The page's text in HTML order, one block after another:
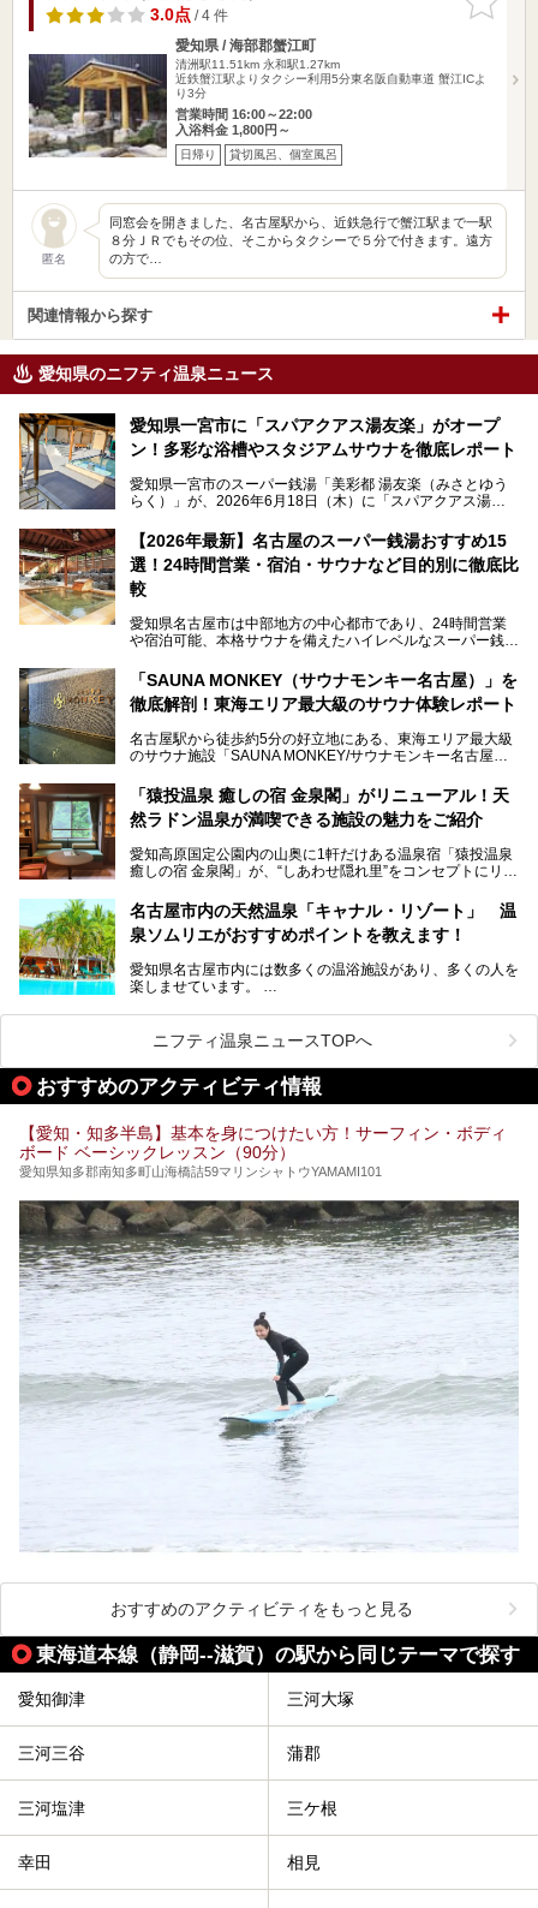
りに追加
3.0点/ 4 件
愛知県 / 海部郡蟹江町
清洲駅11.51km 永和駅1.27km
近鉄蟹江駅よりタクシー利用5分東名阪自動車道 蟹江ICよ
り3分
営業時間 16:00～22:00
入浴料金 1,800円～
日帰り 貸切風呂、個室風呂
匿名
同窓会を開きました、名古屋駅から、近鉄急行で蟹江駅まで一駅
８分ＪＲでもその位、そこからタクシーで５分で付きます。遠方
の方で…
関連情報から探す
愛知県のニフティ温泉ニュース
愛知県一宮市に「スパアクアス湯友楽」がオープ
ン！多彩な浴槽やスタジアムサウナを徹底レポート
愛知県一宮市のスーパー銭湯「美彩都 湯友楽（みさとゆう
らく）」が、2026年6月18日（木）に「スパアクアス湯友
この地で30年にわたり愛され続けてきた施設だからこそ、
地元住民をはじめオープンを待ちわびている人も多いのでは
ないでしょうか。
老朽化した設備の補修を機に、2年前からじっくり構想を練
ってきたというだけあって、館内の充実度は想像以上。
以前の4倍に拡張したという露天エリアや10の浴槽、40人収
容の巨大なスタジアムサウナに、岩盤浴やリラクゼーション
までまるごと楽しめる施設に生まれ変わりました。
今回は、全面リニューアルして新しくなった「スパアクアス
【2026年最新】名古屋のスーパー銭湯おすすめ15
選！24時間営業・宿泊・サウナなど目的別に徹底比
較
愛知県名古屋市は中部地方の中心都市であり、24時間営業
や宿泊可能、本格サウナを備えたハイレベルなスーパー銭湯
そのため、「日々の仕事の疲れを心身ともにリセットした
い」「休日に時間を忘れて1日中ダラダラ過ごしたい」「コ
くある点が魅力です！
お好みの温泉施設を見つけて楽しんでくださいね。
「SAUNA MONKEY（サウナモンキー名古屋）」を
徹底解剖！東海エリア最大級のサウナ体験レポート
名古屋駅から徒歩約5分の好立地にある、東海エリア最大級
のサウナ施設「SAUNA MONKEY/サウナモンキー名古屋」
「名古屋駅周辺ってサウナが少ないよね」という声をよく耳
にするだけあり、アクセスの良さにも胸が高鳴ります。
今回は普段は男性専用となっているパブリックサウナが、女
さっそく取材してきました！
「猿投温泉 癒しの宿 金泉閣」がリニューアル！天
然ラドン温泉が満喫できる施設の魅力をご紹介
愛知高原国定公園内の山奥に1軒だけある温泉宿「猿投温泉
癒しの宿 金泉閣」が、“しあわせ隠れ里”をコンセプトにリニ
天然ラドン温泉が堪能できるお風呂や、新設・改装された客
室、地元の食材と温泉水で作られたお料理……。
ご紹介します。
名古屋市内の天然温泉「キャナル・リゾート」 温
泉ソムリエがおすすめポイントを教えます！
愛知県名古屋市内には数多くの温浴施設があり、多くの人を
楽しませています。
ムリエの目線で紹介していきます！
名古屋市内にはスーパー銭湯や日帰り温泉が多く、「どこに
行こうかな？」と悩んでしまう方も多いと思います。
ぜひこの記事を参考にして「キャナル・リゾート」に出かけ
てみるのはいかがでしょうか？
ニフティ温泉ニュースTOPへ
おすすめのアクティビティ情報
【愛知・知多半島】基本を身につけたい方！サーフィン・ボディ
ボード ベーシックレッスン（90分）
愛知県知多郡南知多町山海橋詰59マリンシャトウYAMAMI101
おすすめのアクティビティをもっと見る
東海道本線（静岡--滋賀）の駅から同じテーマで探す
愛知御津 三河大塚
三河三谷 蒲郡
三河塩津 三ケ根
幸田 相見